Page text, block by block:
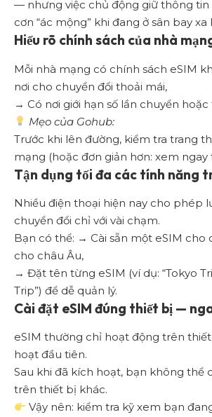
— nhưng việc chủ động giữ thông tin
cơn “ác mộng” khi đang ở sân bay xa
Hiểu rõ chính sách của nhà
Mỗi nhà mạng có chính sách eSIM
nơi cho chuyển đổi thoải mái,
→ Có nơi giới hạn số lần chuyển
Mẹo của Gohub:
Trước khi lên đường, kiểm tra trang
mạng (hoặc đơn giản hơn: xem ngay
Tận dụng tối đa các tính năng
Nhiều điện thoại hiện nay cho phép
chuyển đổi chỉ với vài chạm.
Bạn có thể: → Cài sẵn một eSIM cho
cho châu Âu,
→ Đặt tên từng eSIM (ví dụ: “Tokyo
Trip”) để dễ quản lý.
Cài đặt eSIM đúng thiết bị —
eSIM thường chỉ hoạt động trên
hoạt đầu tiên.
Sau khi đã kích hoạt, bạn không thể
trên thiết bị khác.
Vậy nên: kiểm tra kỹ xem bạn